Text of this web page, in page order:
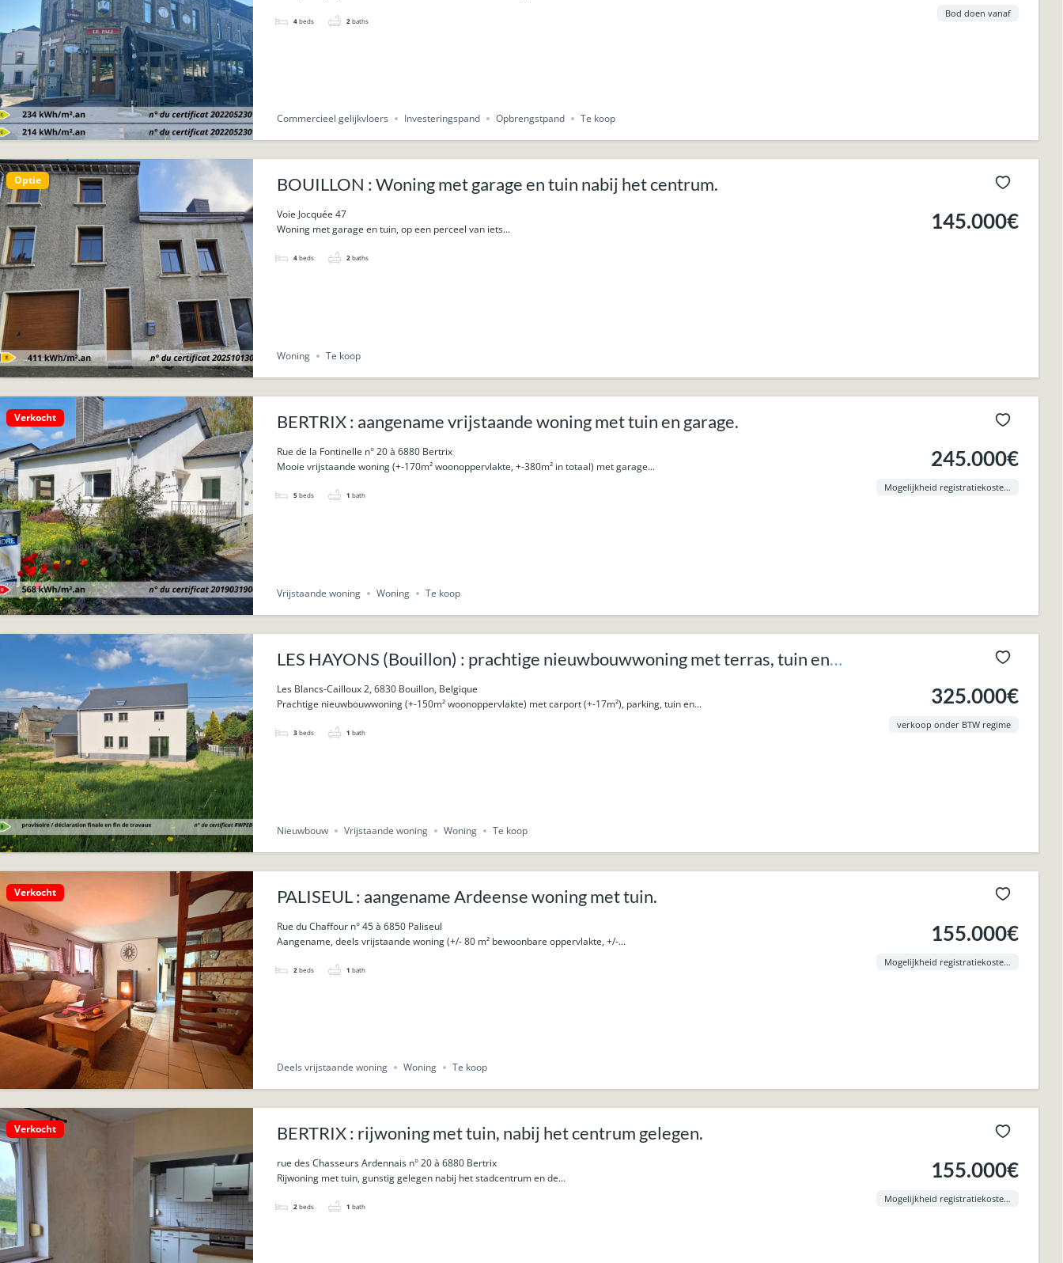
4 beds 2 baths
Bod doen vanaf
Commercieel gelijkvloers Investeringspand Opbrengstpand Te koop
Optie BOUILLON : Woning met garage en tuin nabij het centrum.
Voie Jocquée 47
Woning met garage en tuin, op een perceel van iets...
4 beds 2 baths
145.000€
Woning Te koop
Verkocht BERTRIX : aangename vrijstaande woning met tuin en garage.
Rue de la Fontinelle n° 20 à 6880 Bertrix
Mooie vrijstaande woning (+-170m² woonoppervlakte, +-380m² in totaal) met garage...
5 beds 1 bath
245.000€
Mogelijkheid registratiekosten aan 3% !
Vrijstaande woning Woning Te koop
LES HAYONS (Bouillon) : prachtige nieuwbouwwoning met terras, tuin en
carport.
Les Blancs-Cailloux 2, 6830 Bouillon, Belgique
Prachtige nieuwbouwwoning (+-150m² woonoppervlakte) met carport (+-17m²), parking, tuin en...
3 beds 1 bath
325.000€
verkoop onder BTW regime
Nieuwbouw Vrijstaande woning Woning Te koop
Verkocht PALISEUL : aangename Ardeense woning met tuin.
Rue du Chaffour n° 45 à 6850 Paliseul
Aangename, deels vrijstaande woning (+/- 80 m² bewoonbare oppervlakte, +/-...
2 beds 1 bath
155.000€
Mogelijkheid registratiekosten aan 3% !
Deels vrijstaande woning Woning Te koop
Verkocht BERTRIX : rijwoning met tuin, nabij het centrum gelegen.
rue des Chasseurs Ardennais n° 20 à 6880 Bertrix
Rijwoning met tuin, gunstig gelegen nabij het stadcentrum en de...
2 beds 1 bath
155.000€
Mogelijkheid registratiekosten aan 3% !